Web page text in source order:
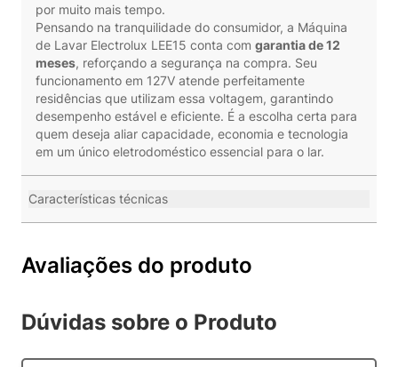
por muito mais tempo.
Pensando na tranquilidade do consumidor, a Máquina
de Lavar Electrolux LEE15 conta com garantia de 12
meses, reforçando a segurança na compra. Seu
funcionamento em 127V atende perfeitamente
residências que utilizam essa voltagem, garantindo
desempenho estável e eficiente. É a escolha certa para
quem deseja aliar capacidade, economia e tecnologia
em um único eletrodoméstico essencial para o lar.
Características técnicas
Avaliações do produto
Dúvidas sobre o Produto